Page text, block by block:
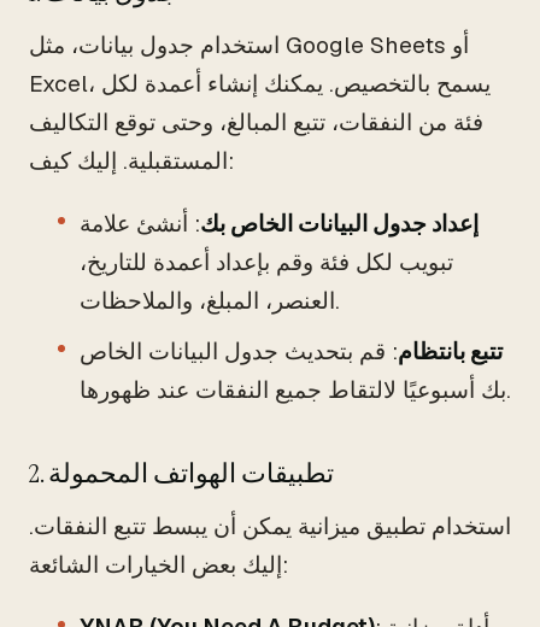
استخدام جدول بيانات، مثل Google Sheets أو
Excel، يسمح بالتخصيص. يمكنك إنشاء أعمدة لكل
فئة من النفقات، تتبع المبالغ، وحتى توقع التكاليف
المستقبلية. إليك كيف:
إعداد جدول البيانات الخاص بك: أنشئ علامة
تبويب لكل فئة وقم بإعداد أعمدة للتاريخ،
العنصر، المبلغ، والملاحظات.
تتبع بانتظام: قم بتحديث جدول البيانات الخاص
بك أسبوعيًا لالتقاط جميع النفقات عند ظهورها.
2. تطبيقات الهواتف المحمولة
استخدام تطبيق ميزانية يمكن أن يبسط تتبع النفقات.
إليك بعض الخيارات الشائعة: